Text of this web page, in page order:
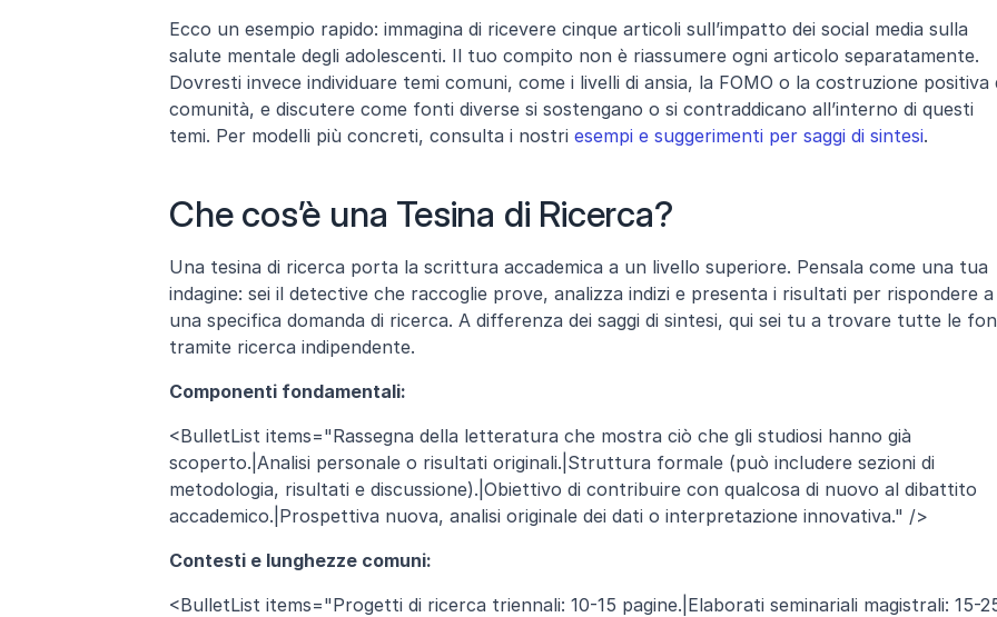
Ecco un esempio rapido: immagina di ricevere cinque articoli sull’impatto dei social media sulla
salute mentale degli adolescenti. Il tuo compito non è riassumere ogni articolo separatamente.
Dovresti invece individuare temi comuni, come i livelli di ansia, la FOMO o la costruzione positiva
comunità, e discutere come fonti diverse si sostengano o si contraddicano all’interno di questi
temi. Per modelli più concreti, consulta i nostri esempi e suggerimenti per saggi di sintesi.
Che cos’è una Tesina di Ricerca?
Una tesina di ricerca porta la scrittura accademica a un livello superiore. Pensala come una tua
indagine: sei il detective che raccoglie prove, analizza indizi e presenta i risultati per rispondere a
una specifica domanda di ricerca. A differenza dei saggi di sintesi, qui sei tu a trovare tutte le
tramite ricerca indipendente.
Componenti fondamentali:
<BulletList items="Rassegna della letteratura che mostra ciò che gli studiosi hanno già
scoperto.|Analisi personale o risultati originali.|Struttura formale (può includere sezioni di
metodologia, risultati e discussione).|Obiettivo di contribuire con qualcosa di nuovo al dibattito
accademico.|Prospettiva nuova, analisi originale dei dati o interpretazione innovativa." />
Contesti e lunghezze comuni:
<BulletList items="Progetti di ricerca triennali: 10-15 pagine.|Elaborati seminariali magistrali: 15-